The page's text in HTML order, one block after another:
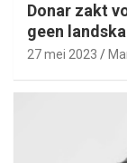
Donar zakt
geen
27 mei 2023